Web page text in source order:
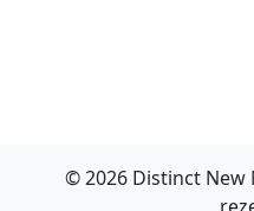
© 2026 Distinct New